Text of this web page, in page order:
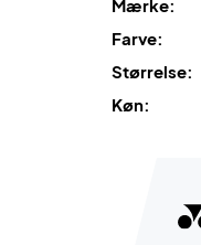
Mærke:
Farve:
Størrelse:
Køn: